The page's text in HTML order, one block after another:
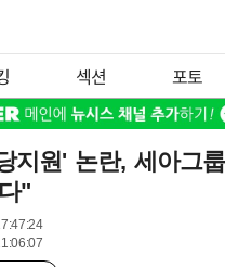
섹션 포토
지원' 논란, 세아그
"